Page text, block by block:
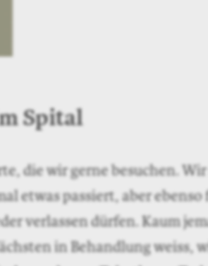
Spital
die wir gerne besuchen.
etwas passiert, aber
verlassen dürfen. Kaum
in Behandlung weiss,